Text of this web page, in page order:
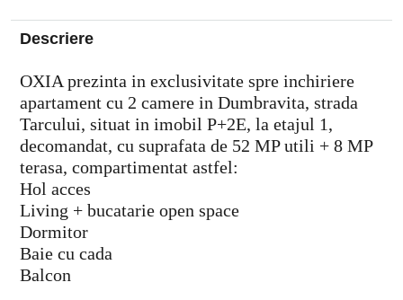
Descriere
OXIA prezinta in exclusivitate spre inchiriere
apartament cu 2 camere in Dumbravita, strada
Tarcului, situat in imobil P+2E, la etajul 1,
decomandat, cu suprafata de 52 MP utili + 8 MP
terasa, compartimentat astfel:
Hol acces
Living + bucatarie open space
Dormitor
Baie cu cada
Balcon